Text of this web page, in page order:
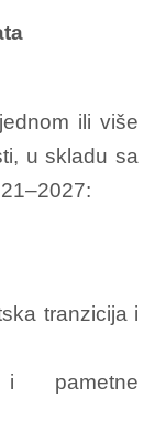
ili više
u skladu sa
tranzicija i
i pametne